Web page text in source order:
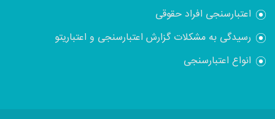
اعتبارسنجی افراد حقوقی
رسیدگی به مشکلات گزارش اعتبارسنجی و اعتباریتو
انواع اعتبارسنجی